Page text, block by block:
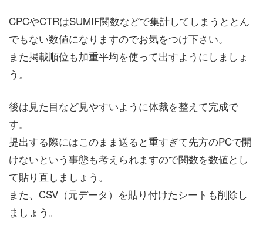
CPCやCTRはSUMIF関数などで集計してしまうととん
でもない数値になりますのでお気をつけ下さい。
また掲載順位も加重平均を使って出すようにしましょ
う。
後は見た目など見やすいように体裁を整えて完成で
す。
提出する際にはこのまま送ると重すぎて先方のPCで開
けないという事態も考えられますので関数を数値とし
て貼り直しましょう。
また、CSV（元データ）を貼り付けたシートも削除し
ましょう。